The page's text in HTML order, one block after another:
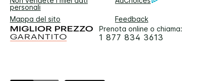
personali
Mappa del sito
Feedback
Prenota online o chiama:
1 877 834 3613